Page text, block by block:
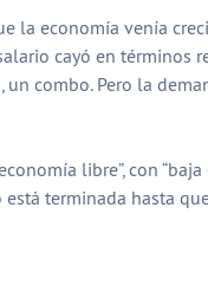
la economía venía
cayó en términos
combo. Pero la
libre”, con “baja
terminada hasta que